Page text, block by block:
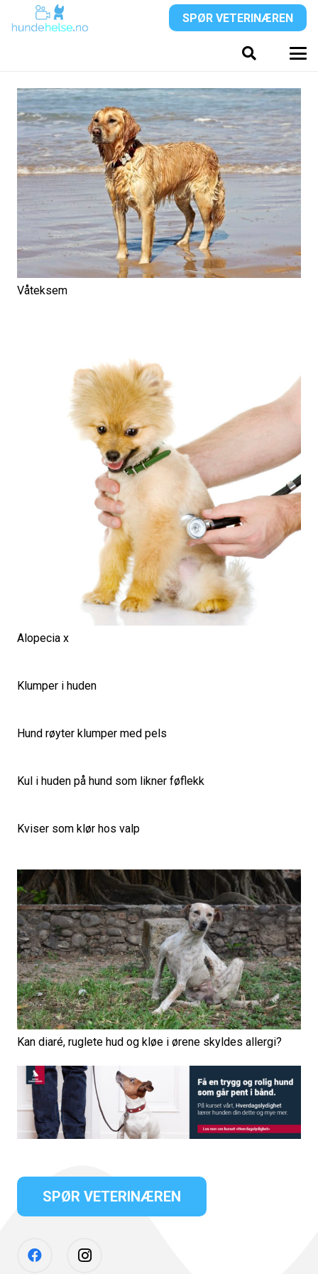
SPØR VETERINÆREN
Våteksem
Alopecia x
Klumper i huden
Hund røyter klumper med pels
Kul i huden på hund som likner føflekk
Kviser som klør hos valp
Kan diaré, ruglete hud og kløe i ørene skyldes allergi?
SPØR VETERINÆREN